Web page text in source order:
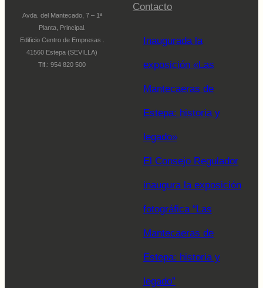
Avda. del Mantecado, 7 – 1ª
Planta, Principal.
Edificio Centro de Empresas .
41560 Estepa (SEVILLA)
Tlf.: 954 820 500
Contacto
Inaugurada la
exposición «Las
Mantecaeras de
Estepa: historia y
legado»
El Consejo Regulador
inaugura la exposición
fotográfica “Las
Mantecaeras de
Estepa: historia y
legado”